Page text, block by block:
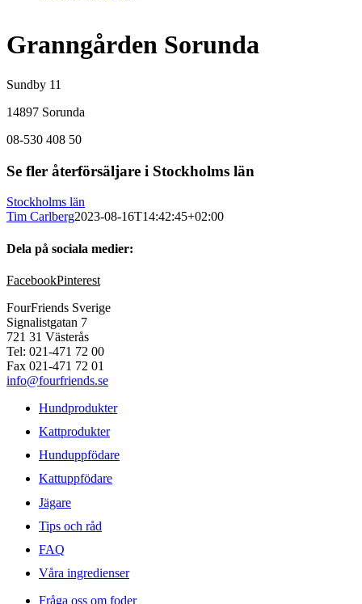
Granngården Sorunda
Sundby 11
14897 Sorunda
08-530 408 50
Se fler återförsäljare i Stockholms län
Stockholms län
Tim Carlberg2023-08-16T14:42:45+02:00
Dela på sociala medier:
FacebookPinterest
FourFriends Sverige
Signalistgatan 7
721 31 Västerås
Tel: 021-471 72 00
Fax 021-471 72 01
info@fourfriends.se
Hundprodukter
Kattprodukter
Hunduppfödare
Kattuppfödare
Jägare
Tips och råd
FAQ
Våra ingredienser
Fråga oss om foder